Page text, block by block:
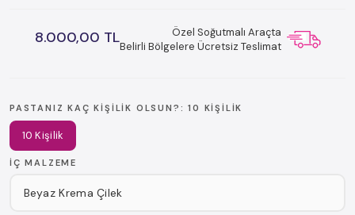
8.000,00 TL
Özel Soğutmalı Araçta
Belirli Bölgelere Ücretsiz Teslimat
PASTANIZ KAÇ KIŞILIK OLSUN?:10 KIŞILIK
10 Kişilik
İÇ MALZEME